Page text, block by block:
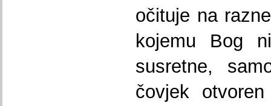
očituje na
kojemu Bog
susretne,
čovjek